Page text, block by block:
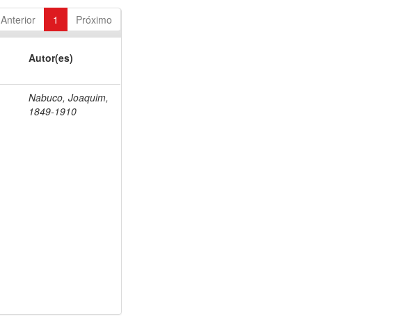
Anterior 1 Próximo
Autor(es)
Nabuco, Joaquim,
1849-1910